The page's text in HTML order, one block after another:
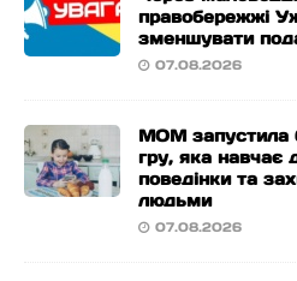
правобережжі
зменшувати
07.08.2026
МОМ запустила
гру, яка навчає
поведінки та
людьми
07.08.2026